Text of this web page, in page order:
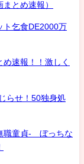
とめ速報）
ト乞食DE2000万
速報！！激しく
らせ！50独身処
職童貞- ぼっちな